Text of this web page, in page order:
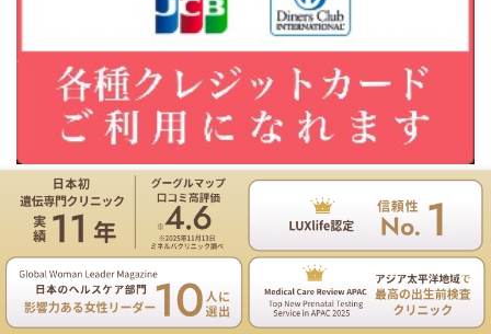
遺伝専門医のNIPT遺伝カウンセリングは無料
お電話 ご予約